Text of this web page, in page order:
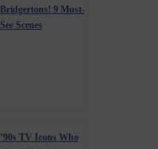
Bridgertons! 9 Must-
See Scenes
’90s TV Icons Who